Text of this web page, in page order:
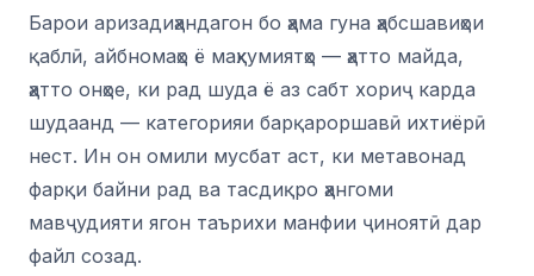
Барои аризадиҳандагон бо ҳама гуна ҳабсшавиҳои
қаблӣ, айбномаҳо ё маҳкумиятҳо — ҳатто майда,
ҳатто онҳое, ки рад шуда ё аз сабт хориҷ карда
шудаанд — категорияи барқароршавӣ ихтиёрӣ
нест. Ин он омили мусбат аст, ки метавонад
фарқи байни рад ва тасдиқро ҳангоми
мавҷудияти ягон таърихи манфии ҷиноятӣ дар
файл созад.